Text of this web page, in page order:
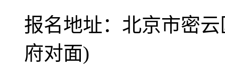
报名地址：北京市密
府对面)